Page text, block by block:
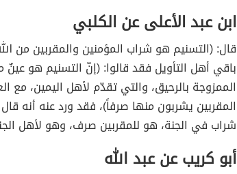
ابن عبد الأعلى عن الكلبي
قال: (التسنيم هو شراب المؤمنين والمقربين من
باقي أهل التأويل فقد قالوا: (إنّ التسنيم هو عينٌ
الممزوجة بالرحيق، والتي تقدّم لأهل اليمين، مع
المقربين يشربون منها صرفاً)، فقد ورد عنه أنه
شراب في الجنة، هو للمقربين صرف، وهو لأهل
أبو كريب عن عبد الله